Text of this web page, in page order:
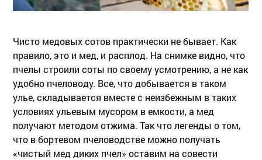
Чисто медовых сотов практически не бывает. Как
правило, это и мед, и расплод. На снимке видно, что
пчелы строили соты по своему усмотрению, а не как
удобно пчеловоду. Все, что добывается в таком
улье, складывается вместе с неизбежным в таких
условиях ульевым мусором в емкости, а мед
получают методом отжима. Так что легенды о том,
что в бортевом пчеловодстве можно получать
«чистый мед диких пчел» оставим на совести